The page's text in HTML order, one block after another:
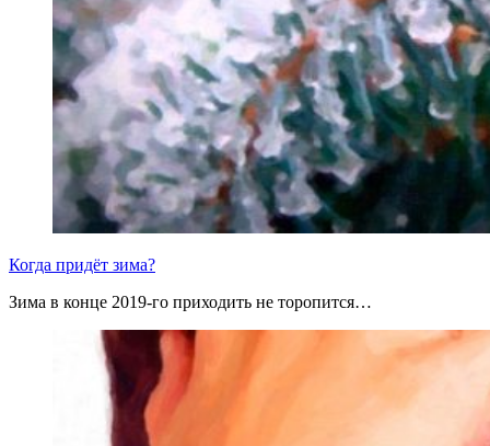
Когда придёт зима?
Зима в конце 2019-го приходить не торопится…